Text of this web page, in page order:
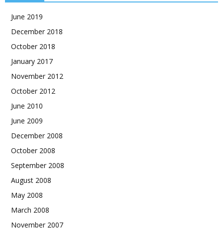
June 2019
December 2018
October 2018
January 2017
November 2012
October 2012
June 2010
June 2009
December 2008
October 2008
September 2008
August 2008
May 2008
March 2008
November 2007